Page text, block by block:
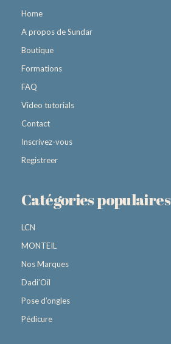
Home
A propos de Sundar
Boutique
Formations
FAQ
Video tutorials
Contact
Inscrivez-vous
Registreer
Catégories populaires
LCN
MONTEIL
Nos Marques
Dadi’Oil
Pose d’ongles
Pédicure